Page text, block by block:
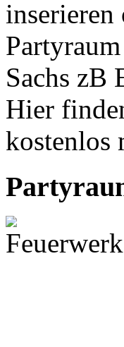
Sachs zB
Hier
kostenlos